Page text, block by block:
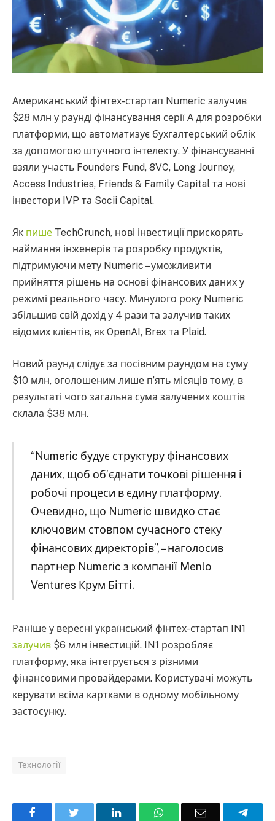
Американський фінтех-стартап Numeric залучив
$28 млн у раунді фінансування серії А для розробки
платформи, що автоматизує бухгалтерський облік
за допомогою штучного інтелекту. У фінансуванні
взяли участь Founders Fund, 8VC, Long Journey,
Access Industries, Friends & Family Capital та нові
інвестори IVP та Socii Capital.
Як пише TechCrunch, нові інвестиції прискорять
наймання інженерів та розробку продуктів,
підтримуючи мету Numeric – уможливити
прийняття рішень на основі фінансових даних у
режимі реального часу. Минулого року Numeric
збільшив свій дохід у 4 рази та залучив таких
відомих клієнтів, як OpenAI, Brex та Plaid.
Новий раунд слідує за посівним раундом на суму
$10 млн, оголошеним лише п’ять місяців тому, в
результаті чого загальна сума залучених коштів
склала $38 млн.
“Numeric будує структуру фінансових
даних, щоб об’єднати точкові рішення і
робочі процеси в єдину платформу.
Очевидно, що Numeric швидко стає
ключовим стовпом сучасного стеку
фінансових директорів”, – наголосив
партнер Numeric з компанії Menlo
Ventures Крум Бітті.
Раніше у вересні український фінтех-стартап IN1
залучив $6 млн інвестицій. IN1 розробляє
платформу, яка інтегрується з різними
фінансовими провайдерами. Користувачі можуть
керувати всіма картками в одному мобільному
застосунку.
Технології
Facebook LinkedInWhatsAppEmail